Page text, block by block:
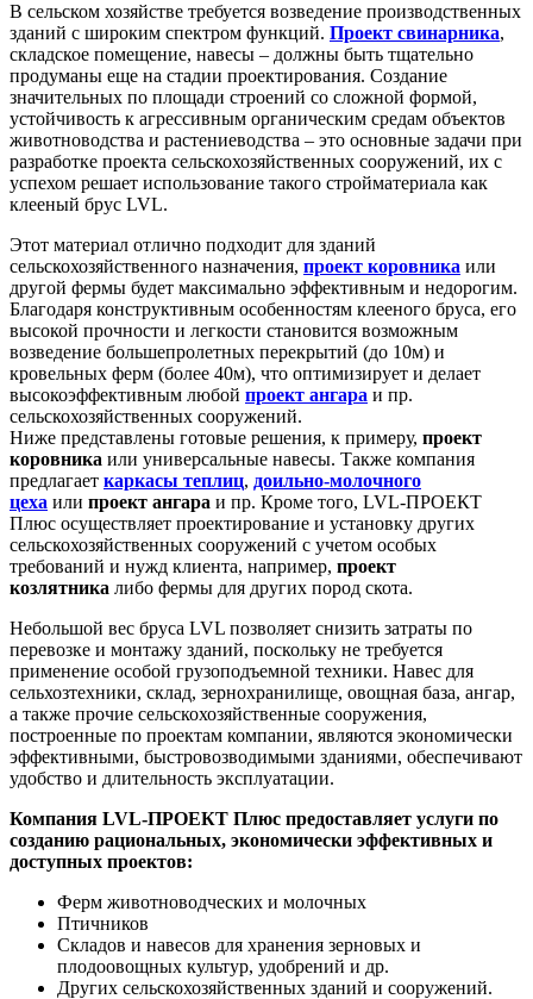
В сельском хозяйстве требуется возведение производственных
зданий с широким спектром функций. Проект свинарника,
складское помещение, навесы – должны быть тщательно
продуманы еще на стадии проектирования. Создание
значительных по площади строений со сложной формой,
устойчивость к агрессивным органическим средам объектов
животноводства и растениеводства – это основные задачи при
разработке проекта сельскохозяйственных сооружений, их с
успехом решает использование такого стройматериала как
клееный брус LVL.
Этот материал отлично подходит для зданий
сельскохозяйственного назначения, проект коровника или
другой фермы будет максимально эффективным и недорогим.
Благодаря конструктивным особенностям клееного бруса, его
высокой прочности и легкости становится возможным
возведение большепролетных перекрытий (до 10м) и
кровельных ферм (более 40м), что оптимизирует и делает
высокоэффективным любой проект ангара и пр.
сельскохозяйственных сооружений.
Ниже представлены готовые решения, к примеру, проект
коровника или универсальные навесы. Также компания
предлагает каркасы теплиц, доильно-молочного
цеха или проект ангара и пр. Кроме того, LVL-ПРОЕКТ
Плюс осуществляет проектирование и установку других
сельскохозяйственных сооружений с учетом особых
требований и нужд клиента, например, проект
козлятника либо фермы для других пород скота.
Небольшой вес бруса LVL позволяет снизить затраты по
перевозке и монтажу зданий, поскольку не требуется
применение особой грузоподъемной техники. Навес для
сельхозтехники, склад, зернохранилище, овощная база, ангар,
а также прочие сельскохозяйственные сооружения,
построенные по проектам компании, являются экономически
эффективными, быстровозводимыми зданиями, обеспечивают
удобство и длительность эксплуатации.
Компания LVL-ПРОЕКТ Плюс предоставляет услуги по
созданию рациональных, экономически эффективных и
доступных проектов:
Ферм животноводческих и молочных
Птичников
Складов и навесов для хранения зерновых и
плодоовощных культур, удобрений и др.
Других сельскохозяйственных зданий и сооружений.